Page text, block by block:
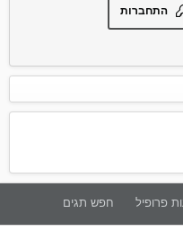
התחברות
פרופיל חפש תגים